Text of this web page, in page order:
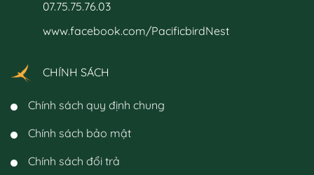
07.75.75.76.03
www.facebook.com/PacificbirdNest
CHÍNH SÁCH
Chính sách quy định chung
Chính sách bảo mật
Chính sách đổi trả